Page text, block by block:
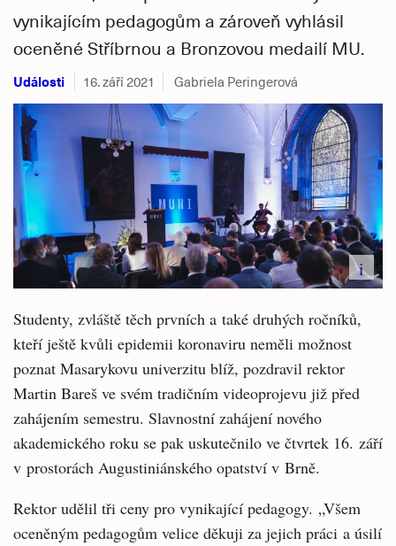
vynikajícím pedagogům a zároveň vyhlásil
oceněné Stříbrnou a Bronzovou medailí MU.
Události 16. září 2021 Gabriela Peringerová
i
Studenty, zvláště těch prvních a také druhých ročníků,
kteří ještě kvůli epidemii koronaviru neměli možnost
poznat Masarykovu univerzitu blíž, pozdravil rektor
Martin Bareš ve svém tradičním videoprojevu již před
zahájením semestru. Slavnostní zahájení nového
akademického roku se pak uskutečnilo ve čtvrtek 16. září
v prostorách Augustiniánského opatství v Brně.
Rektor udělil tři ceny pro vynikající pedagogy. „Všem
oceněným pedagogům velice děkuji za jejich práci a úsilí